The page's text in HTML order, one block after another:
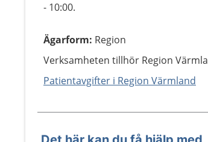
- 10:00.
Ägarform: Region
Verksamheten tillhör Region
Patientavgifter i Region Värmland